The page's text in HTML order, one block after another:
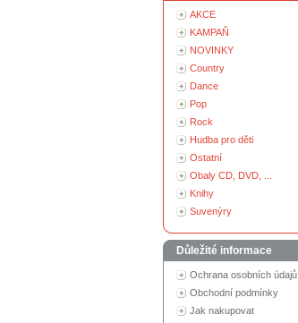
AKCE
KAMPAŇ
NOVINKY
Country
Dance
Pop
Rock
Hudba pro děti
Ostatní
Obaly CD, DVD, ...
Knihy
Suvenýry
Důležité informace
Ochrana osobních údajů
Obchodní podmínky
Jak nakupovat